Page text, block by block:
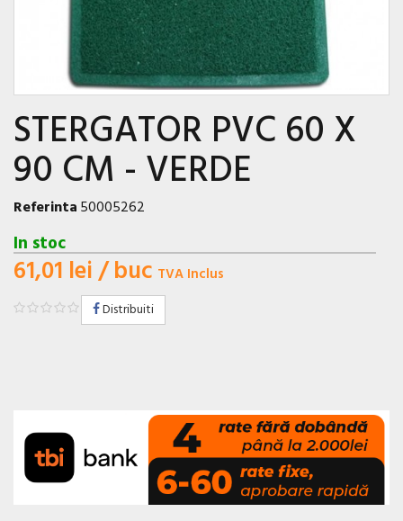
STERGATOR PVC 60 X
90 CM - VERDE
Referinta50005262
In stoc
61,01 lei/ buc TVA Inclus
Distribuiti